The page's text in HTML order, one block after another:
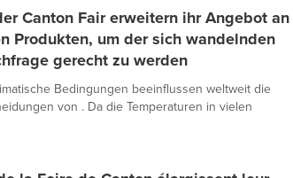
Canton Fair erweitern ihr Angebot an
Produkten, um der sich wandelnden
gerecht zu werden
Bedingungen beeinflussen weltweit die
von . Da die Temperaturen in vielen